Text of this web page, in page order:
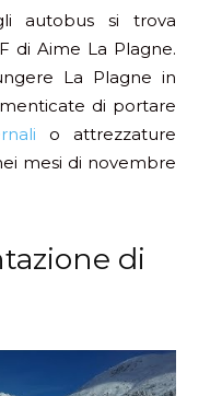
autobus si trova
di Aime La Plagne.
La Plagne in
di portare
o attrezzature
mesi di novembre
di